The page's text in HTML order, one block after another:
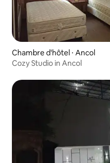
Chambre d'hôtel ⋅ Ancol
Cozy Studio in Ancol